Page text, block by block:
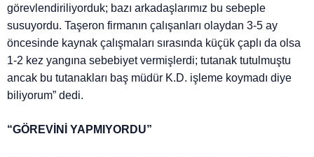
görevlendiriliyorduk; bazı arkadaşlarımız bu sebeple
susuyordu. Taşeron firmanın çalışanları olaydan 3-5 ay
öncesinde kaynak çalışmaları sırasında küçük çaplı da olsa
1-2 kez yangına sebebiyet vermişlerdi; tutanak tutulmuştu
ancak bu tutanakları baş müdür K.D. işleme koymadı diye
biliyorum” dedi.
“GÖREVİNİ YAPMIYORDU”